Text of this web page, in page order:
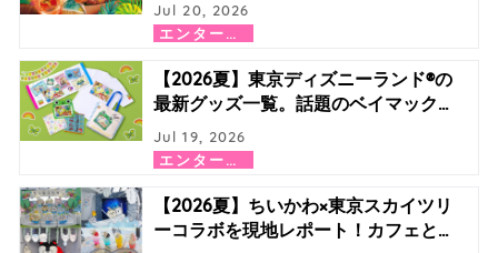
エ
ンターテイメント
Jul 20, 2026
【2026夏】東京ディズニーランド®の
最新グッズ一覧。話題のベイマック…
エ
ンターテイメント
Jul 19, 2026
【2026夏】ちいかわ×東京スカイツリ
ーコラボを現地レポート！カフェと…